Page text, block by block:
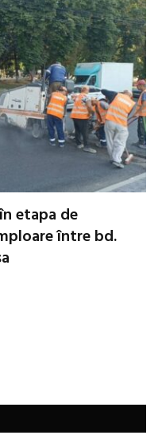
etapa de
între bd.